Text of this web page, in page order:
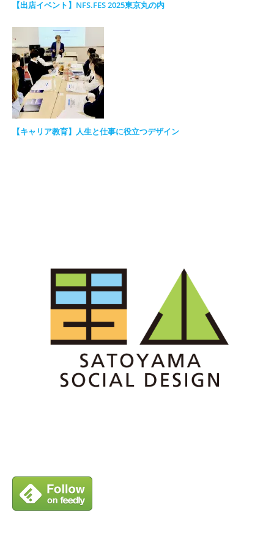
【出店イベント】NFS.FES 2025東京丸の内
【キャリア教育】人生と仕事に役立つデザイン